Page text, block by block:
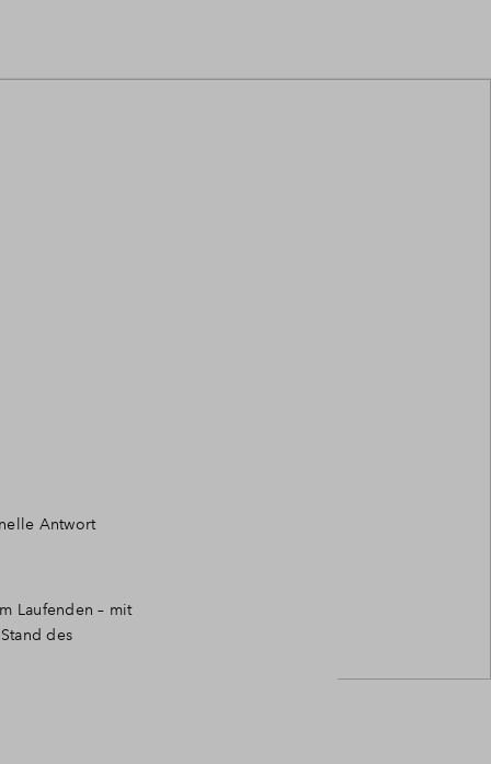
Antwort
Laufenden – mit
des